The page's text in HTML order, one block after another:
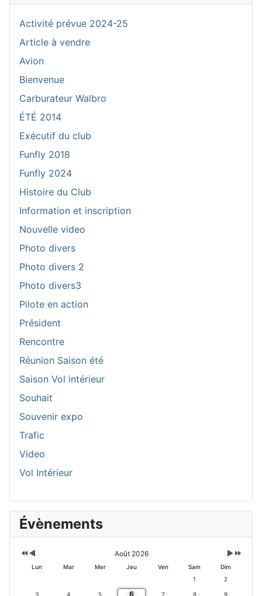
Activité prévue 2024-25
Article à vendre
Avion
Bienvenue
Carburateur Walbro
ÉTÉ 2014
Exécutif du club
Funfly 2018
Funfly 2024
Histoire du Club
Information et inscription
Nouvelle video
Photo divers
Photo divers 2
Photo divers3
Pilote en action
Président
Rencontre
Réunion Saison été
Saison Vol intérieur
Souhait
Souvenir expo
Trafic
Video
Vol Intérieur
Évènements
A
n
n
e
M
o
i
p
A
e
M
s
v
Août 2026
Lun Mar Mer Jeu Ven Sam
Dim
1
2
3 4 5 6 7 8 9